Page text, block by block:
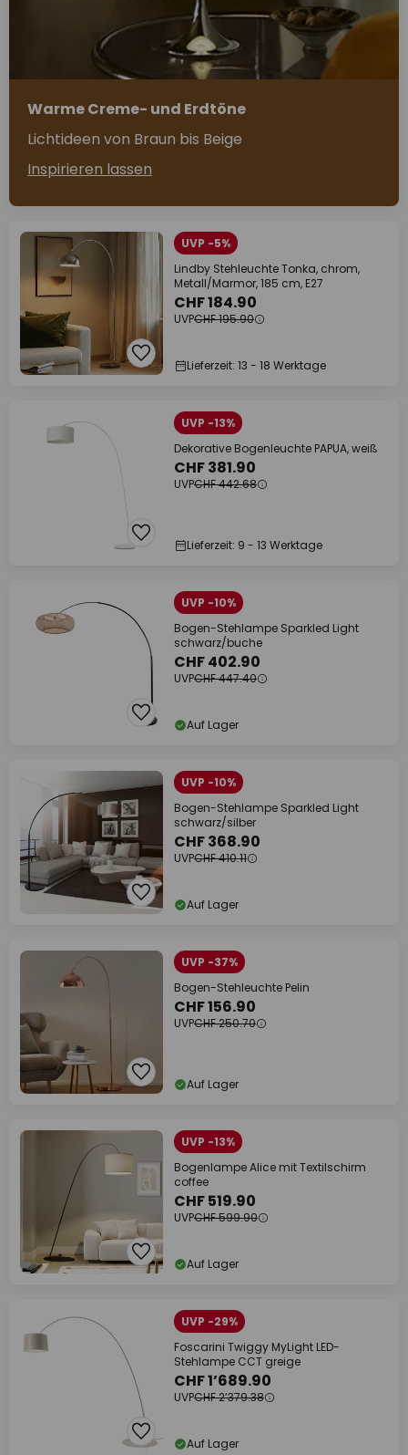
Warme Creme- und Erdtöne
Lichtideen von Braun bis Beige
Inspirieren lassen
UVP -5%
Lindby Stehleuchte Tonka, chrom,
Metall/Marmor, 185 cm, E27
CHF 184.90
UVPCHF 195.90
Lieferzeit: 13 - 18 Werktage
UVP -13%
Dekorative Bogenleuchte PAPUA, weiß
CHF 381.90
UVPCHF 442.68
Lieferzeit: 9 - 13 Werktage
UVP -10%
Bogen-Stehlampe Sparkled Light
schwarz/buche
CHF 402.90
UVPCHF 447.40
Auf Lager
UVP -10%
Bogen-Stehlampe Sparkled Light
schwarz/silber
CHF 368.90
UVPCHF 410.11
Auf Lager
UVP -37%
Bogen-Stehleuchte Pelin
CHF 156.90
UVPCHF 250.70
Auf Lager
UVP -13%
Bogenlampe Alice mit Textilschirm
coffee
CHF 519.90
UVPCHF 599.90
Auf Lager
UVP -29%
Foscarini Twiggy MyLight LED-
Stehlampe CCT greige
CHF 1’689.90
UVPCHF 2’379.38
Auf Lager